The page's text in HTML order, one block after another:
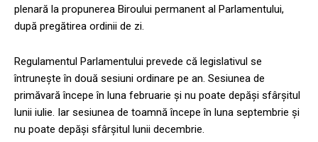
plenară la propunerea Biroului permanent al Parlamentului,
după pregătirea ordinii de zi.
Regulamentul Parlamentului prevede că legislativul se
întrunește în două sesiuni ordinare pe an. Sesiunea de
primăvară începe în luna februarie și nu poate depăși sfârșitul
lunii iulie. Iar sesiunea de toamnă începe în luna septembrie și
nu poate depăși sfârșitul lunii decembrie.